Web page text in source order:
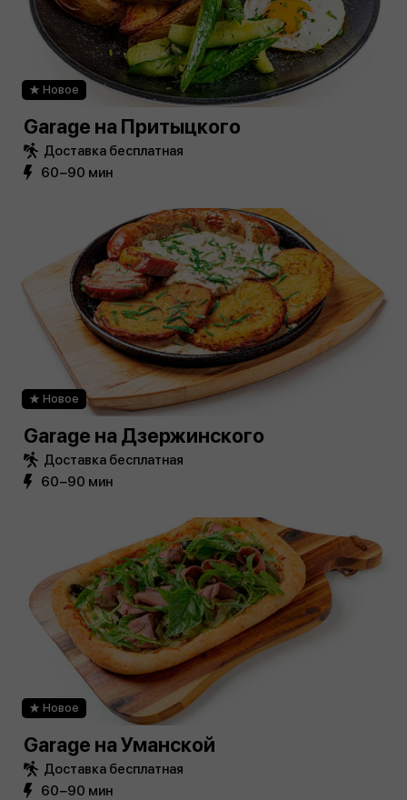
Новое
Garage на Притыцкого
Доставка бесплатная
60−90 мин
Новое
Garage на Дзержинского
Доставка бесплатная
60−90 мин
Новое
Garage на Уманской
Доставка бесплатная
60−90 мин